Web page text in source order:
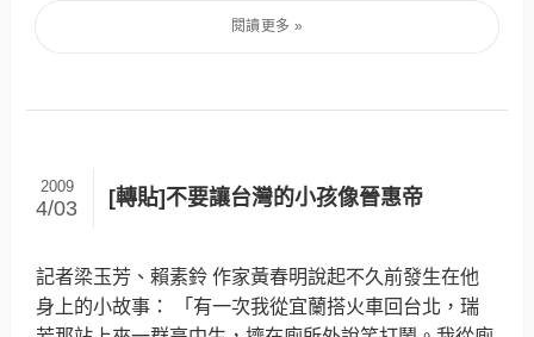
[轉貼]不要讓台灣的小孩像晉惠帝
2009
4/03
記者梁玉芳、賴素鈴 作家黃春明說起不久前發生在他
身上的小故事： 「有一次我從宜蘭搭火車回台北，瑞